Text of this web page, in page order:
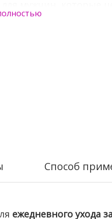
уход за собой.
Способ
ежедневного ухода